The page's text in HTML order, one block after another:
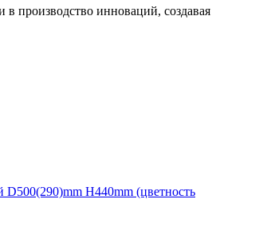
производство инноваций, создавая
H440mm (цветность